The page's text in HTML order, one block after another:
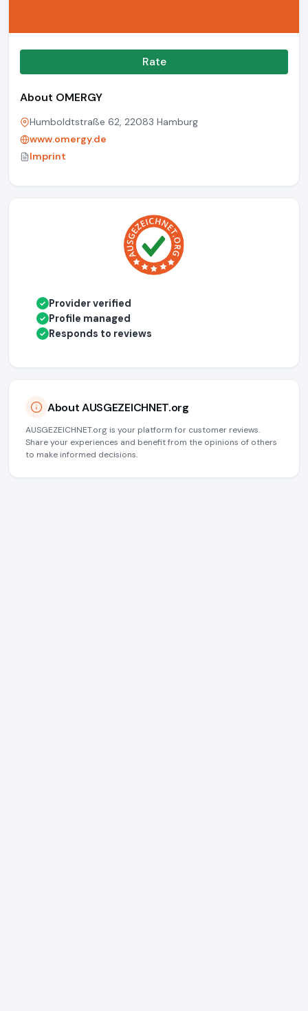
Rate
About OMERGY
Humboldtstraße 62, 22083 Hamburg
www.omergy.de
Imprint
✓ Provider verified
✓ Profile managed
✓ Responds to reviews
About AUSGEZEICHNET.org
AUSGEZEICHNET.org is your platform for customer reviews.
Share your experiences and benefit from the opinions of others
to make informed decisions.